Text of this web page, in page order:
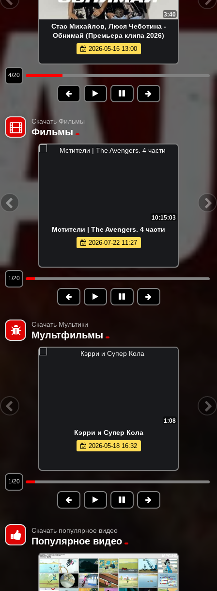
3:40
Стас Михайлов, Люся Чеботина -
Обнимай (Премьера клипа 2026)
2026-05-16 13:00
4/20
Скачать Фильмы
Фильмы
10:15:03
Мстители | The Avengers. 4 части
2026-07-22 11:27
1/20
Скачать Мультики
Мультфильмы
1:08
Кэрри и Супер Кола
2026-05-18 16:32
1/20
Скачать популярное видео
Популярное видео